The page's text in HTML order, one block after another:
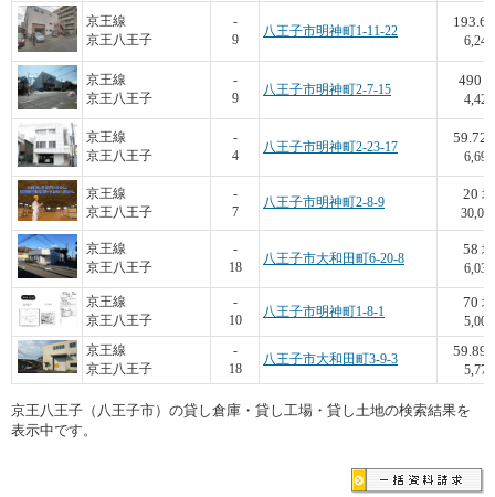
京王線
京王八王子
-
9
八王子市明神町1-11-22
193.6
6,243
京王線
京王八王子
-
9
八王子市明神町2-7-15
490
4,428
京王線
京王八王子
-
4
八王子市明神町2-23-17
59.72
6,698
京王線
京王八王子
-
7
八王子市明神町2-8-9
20 坪
京王線
京王八王子
-
18
八王子市大和田町6-20-8
58 坪
6,034
京王線
京王八王子
-
10
八王子市明神町1-8-1
70 坪
5,000
京王線
京王八王子
-
18
八王子市大和田町3-9-3
59.89
5,771
京王八王子（八王子市）の貸し倉庫・貸し工場・貸し土地の検索結果を
表示中です。